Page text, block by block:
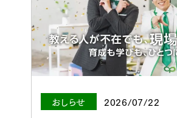
おしらせ 2026/07/22